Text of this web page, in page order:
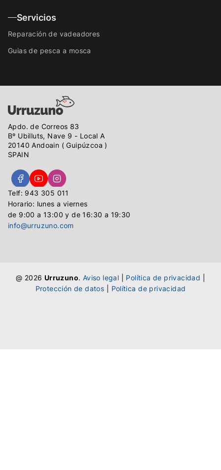
Servicios
Reparación de vadeadores
Guias de pesca a mosca
Apdo. de Correos 83
Bº Ubilluts, Nave 9 - Local A
20140 Andoain ( Guipúzcoa )
SPAIN
Telf: 943 305 011
Horario: lunes a viernes
de 9:00 a 13:00 y de 16:30 a 19:30
info@urruzuno.com
@ 2026 Urruzuno. Aviso legal Política de privacidad
Protección de datos
Política de privacidad